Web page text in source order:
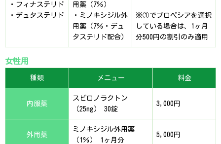
・フィナステリド
・デュタステリド
用薬（7％）
・ミノキシジル外
用薬（7％・デュ
タステリド配合）
※①でプロペシアを選択
している場合は、1ヶ月
分500円の割引のみ適用
女性用
種類 メニュー 料金
内服薬
スピロノラクトン
（25mg） 30錠
3,000円
外用薬
ミノキシジル外用薬
（1％） 1ヶ月分
5,000円